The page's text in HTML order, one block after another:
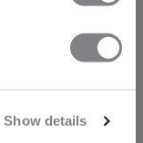
Show details